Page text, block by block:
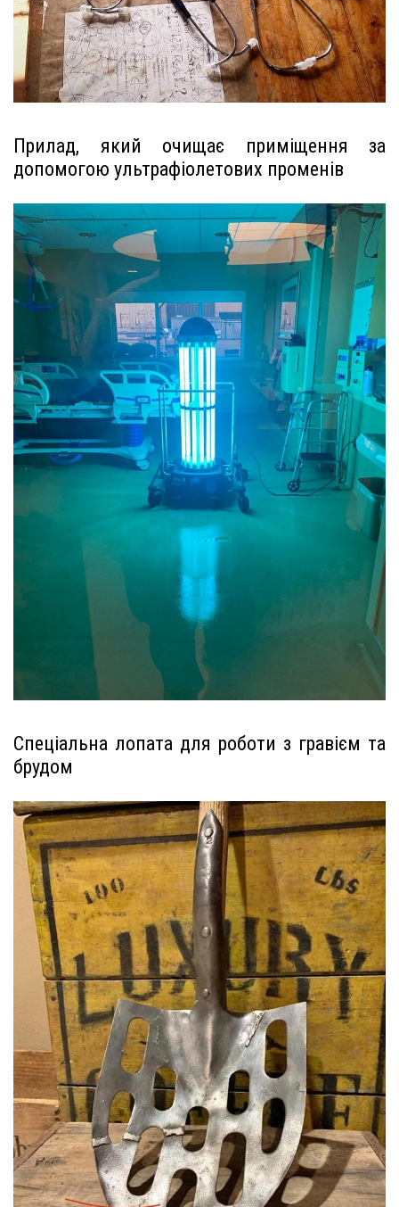
Прилад, який очищає приміщення за
допомогою ультрафіолетових променів
Спеціальна лопата для роботи з гравієм та
брудом